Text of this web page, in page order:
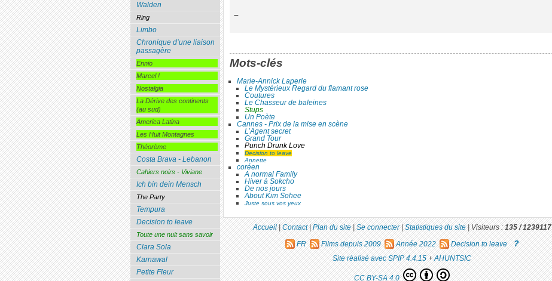
–
Mots-clés
Marie-Annick Laperle
Le Mystérieux Regard du flamant rose
Coutures
Le Chasseur de baleines
Stups
Un Poète
Cannes - Prix de la mise en scène
L’Agent secret
Grand Tour
Punch Drunk Love
Decision to leave
Annette
coréen
A normal Family
Hiver à Sokcho
De nos jours
About Kim Sohee
Juste sous vos yeux
Walden
Ring
Limbo
Chronique d’une liaison
passagère
Ennio
Marcel !
Nostalgia
La Dérive des continents
(au sud)
America Latina
Les Huit Montagnes
Théorème
Costa Brava - Lebanon
Cahiers noirs - Viviane
Ich bin dein Mensch
The Party
Tempura
Decision to leave
Toute une nuit sans savoir
Clara Sola
Karnawal
Petite Fleur
Accueil|Contact|Plan du site|Se connecter|Statistiques du site|Visiteurs :135 / 1239117
FR Films depuis 2009 Année 2022 Decision to leave ?
Site réalisé avec SPIP 4.4.15+AHUNTSIC
CC BY-SA 4.0